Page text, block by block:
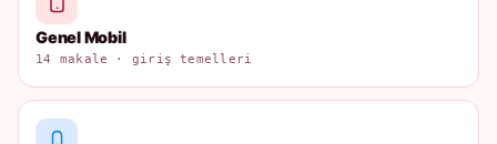
Genel Mobil
14 makale · giriş temelleri